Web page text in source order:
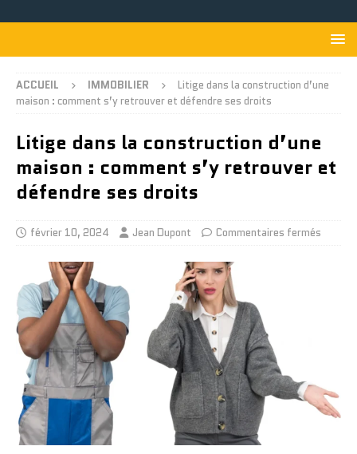
ACCUEIL IMMOBILIER
Litige dans la construction d’une
maison : comment s’y retrouver et défendre ses droits
Litige dans la construction d’une
maison : comment s’y retrouver et
défendre ses droits
février 10, 2024 Jean Dupont Commentaires fermés